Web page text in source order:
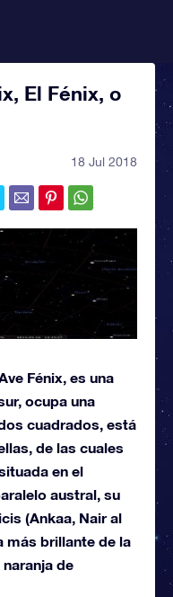
El Fénix, o
18 Jul 2018
Fénix, es una
ocupa una
cuadrados, está
de las cuales
en el
austral, su
(Ankaa, Nair al
más brillante de la
de